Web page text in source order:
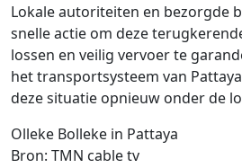
Lokale autoriteiten en bezorgde
snelle actie om deze
lossen en veilig vervoer te
het transportsysteem van
deze situatie opnieuw onder de
Olleke Bolleke in Pattaya
Bron: TMN cable tv